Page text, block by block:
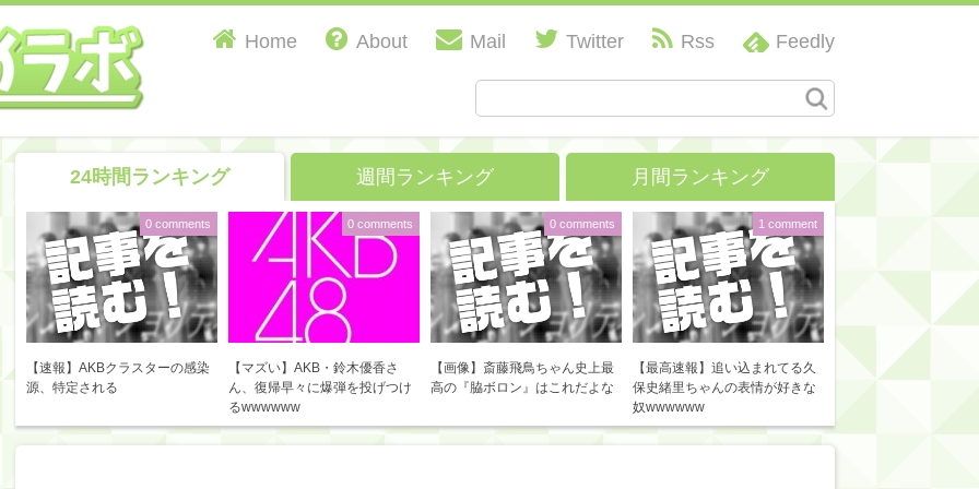
Home About Mail Twitter Rss Feedly
24時間ランキング 週間ランキング 月間ランキング
【速報】AKBクラスターの感染
源、特定される
0 comments
【マズい】AKB・鈴木優香さ
ん、復帰早々に爆弾を投げつけ
るwwwwww
0 comments
【画像】斎藤飛鳥ちゃん史上最
高の『脇ボロン』はこれだよな
0 comments
【最高速報】追い込まれてる久
保史緒里ちゃんの表情が好きな
奴wwwwww
1 comment